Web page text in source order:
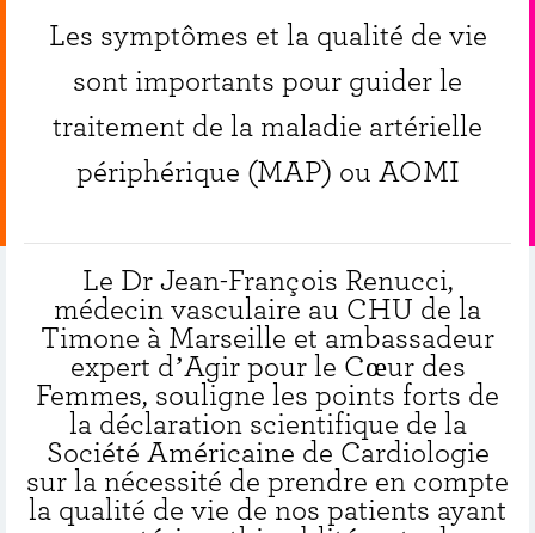
Les symptômes et la qualité de vie
sont importants pour guider le
traitement de la maladie artérielle
périphérique (MAP) ou AOMI
Le Dr Jean-François Renucci,
médecin vasculaire au CHU de la
Timone à Marseille et ambassadeur
expert d’Agir pour le Cœur des
Femmes, souligne les points forts de
la déclaration scientifique de la
Société Américaine de Cardiologie
sur la nécessité de prendre en compte
la qualité de vie de nos patients ayant